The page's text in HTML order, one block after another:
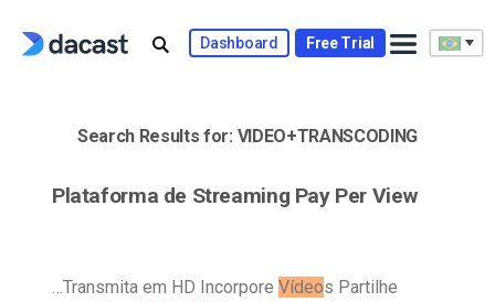
Dashboard Free Trial
Search Results for: VIDEO+TRANSCODING
Plataforma de Streaming Pay Per View
…Transmita em HD Incorpore Vídeos Partilhe